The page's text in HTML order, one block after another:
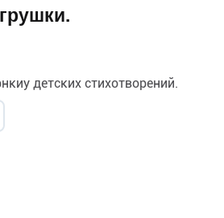
детских стихотворений.